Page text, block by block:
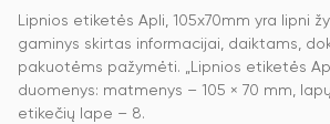
Lipnios etiketės Apli, 105x70mm yra lipni
gaminys skirtas informacijai, daiktams,
pakuotėms pažymėti. „Lipnios etiketės
duomenys: matmenys – 105 × 70 mm,
etikečių lape – 8.